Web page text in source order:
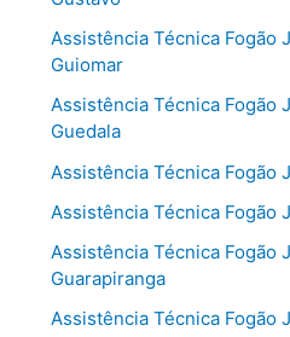
Assistência Técnica Fogão
Guiomar
Assistência Técnica Fogão
Guedala
Assistência Técnica Fogão
Assistência Técnica Fogão
Assistência Técnica Fogão
Guarapiranga
Assistência Técnica Fogão